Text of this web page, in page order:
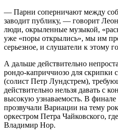
— Парни соперничают между
заводит публику, — говорит
люди, окрыленные музыкой,
уже «поры открылись», мы им
серьезное, и слушатели к этому
А дальше действительно
рондо-каприччиозо для скрипки
(солист Петр Лундстрем),
действительно нельзя давать с
высокую узнаваемость. В финале
прозвучали Вариации на тему
оркестром Петра Чайковского,
Владимир Нор.